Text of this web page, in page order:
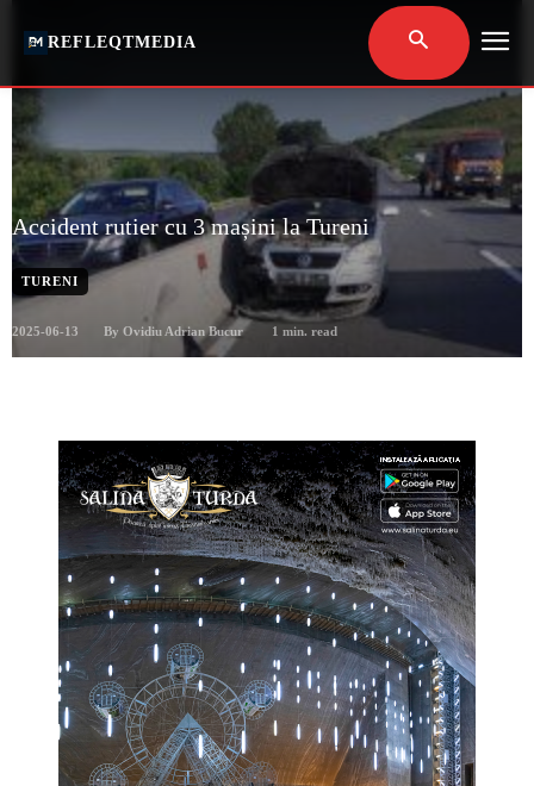
REFLEQTMEDIA
Accident rutier cu 3 mașini la Tureni
TURENI
2025-06-13 By Ovidiu Adrian Bucur 1 min. read